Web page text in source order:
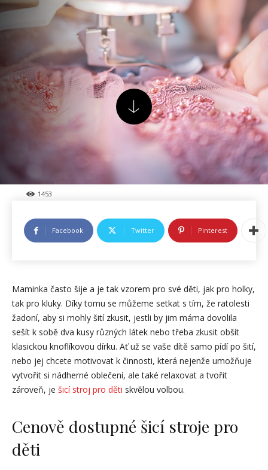
1453
Facebook Twitter Pinterest
Maminka často šije a je tak vzorem pro své děti, jak pro holky,
tak pro kluky. Díky tomu se můžeme setkat s tím, že ratolesti
žadoní, aby si mohly šití zkusit, jestli by jim máma dovolila
sešít k sobě dva kusy různých látek nebo třeba zkusit obšít
klasickou knoflíkovou dírku. Ať už se vaše dítě samo pídí po šití,
nebo jej chcete motivovat k činnosti, která nejenže umožňuje
vytvořit si nádherné oblečení, ale také relaxovat a tvořit
zároveň, je šicí stroj pro děti skvělou volbou.
Cenově dostupné šicí stroje pro
děti